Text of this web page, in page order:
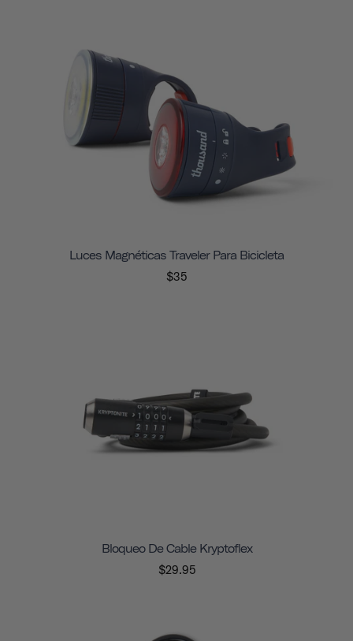
Luces Magnéticas Traveler Para Bicicleta
$35
Bloqueo De Cable Kryptoflex
$29.95